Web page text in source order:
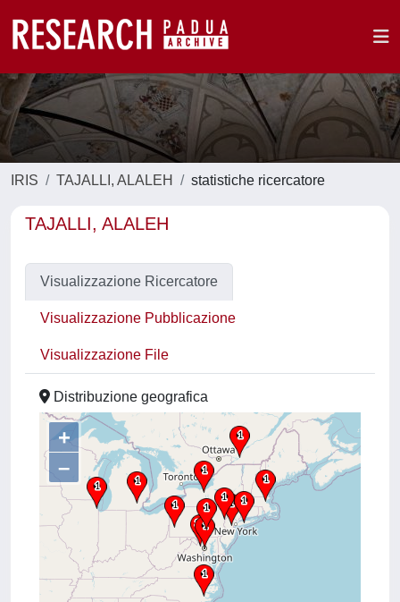
IRIS TAJALLI, ALALEH statistiche ricercatore
TAJALLI, ALALEH
Visualizzazione Ricercatore
Visualizzazione Pubblicazione
Visualizzazione File
Distribuzione geografica
+
–